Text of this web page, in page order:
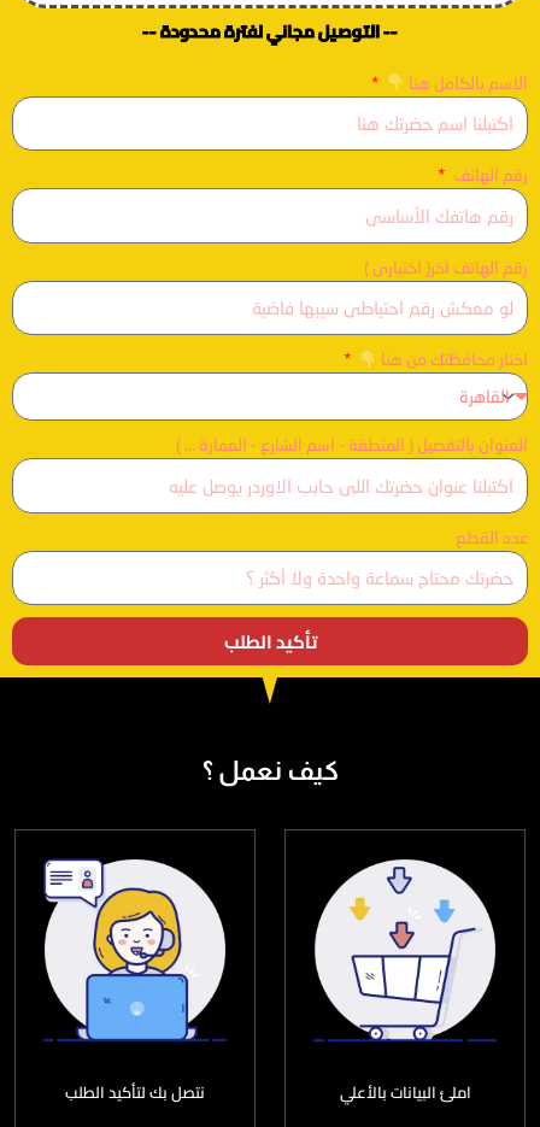
-- التوصيل مجاني لفترة محدودة --
الاسم بالكامل هنا
رقم الهاتف
رقم الهاتف اخر( اختيارى )
اختار محافظتك من هنا
العنوان بالتفصيل ( المنطقة - اسم الشارع - العمارة ... )
عدد القطع
تأكيد الطلب
كيف نعمل ؟
املئ البيانات بالأعلي نتصل بك لتأكيد الطلب